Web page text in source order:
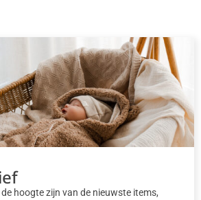
hoogte zijn van de nieuwste items,